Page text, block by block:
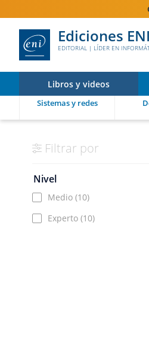
Ediciones ENI
EDITORIAL | LÍDER EN
Libros y videos
Sistemas y redes
Filtrar por
Nivel
Medio (10)
Experto (10)